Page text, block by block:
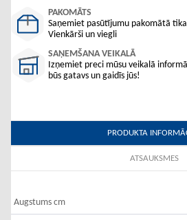
PAKOMĀTS
Saņemiet pasūtījumu pakomātā
Vienkārši un viegli
SAŅEMŠANA VEIKALĀ
Izņemiet preci mūsu veikalā
būs gatavs un gaidīs jūs!
PRODUKTA
ATSAUKSMES
Augstums cm